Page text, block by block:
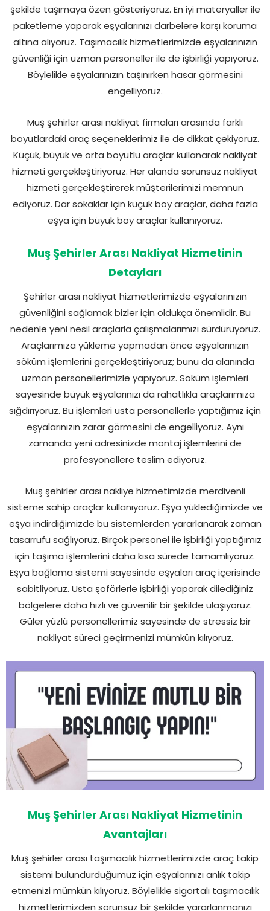
şekilde taşımaya özen gösteriyoruz. En iyi materyaller ile
paketleme yaparak eşyalarınızı darbelere karşı koruma
altına alıyoruz. Taşımacılık hizmetlerimizde eşyalarınızın
güvenliği için uzman personeller ile de işbirliği yapıyoruz.
Böylelikle eşyalarınızın taşınırken hasar görmesini
engelliyoruz.
Muş şehirler arası nakliyat firmaları arasında farklı
boyutlardaki araç seçeneklerimiz ile de dikkat çekiyoruz.
Küçük, büyük ve orta boyutlu araçlar kullanarak nakliyat
hizmeti gerçekleştiriyoruz. Her alanda sorunsuz nakliyat
hizmeti gerçekleştirerek müşterilerimizi memnun
ediyoruz. Dar sokaklar için küçük boy araçlar, daha fazla
eşya için büyük boy araçlar kullanıyoruz.
Muş Şehirler Arası Nakliyat Hizmetinin
Detayları
Şehirler arası nakliyat hizmetlerimizde eşyalarınızın
güvenliğini sağlamak bizler için oldukça önemlidir. Bu
nedenle yeni nesil araçlarla çalışmalarımızı sürdürüyoruz.
Araçlarımıza yükleme yapmadan önce eşyalarınızın
söküm işlemlerini gerçekleştiriyoruz; bunu da alanında
uzman personellerimizle yapıyoruz. Söküm işlemleri
sayesinde büyük eşyalarınızı da rahatlıkla araçlarımıza
sığdırıyoruz. Bu işlemleri usta personellerle yaptığımız için
eşyalarınızın zarar görmesini de engelliyoruz. Aynı
zamanda yeni adresinizde montaj işlemlerini de
profesyonellere teslim ediyoruz.
Muş şehirler arası nakliye hizmetimizde merdivenli
sisteme sahip araçlar kullanıyoruz. Eşya yüklediğimizde ve
eşya indirdiğimizde bu sistemlerden yararlanarak zaman
tasarrufu sağlıyoruz. Birçok personel ile işbirliği yaptığımız
için taşıma işlemlerini daha kısa sürede tamamlıyoruz.
Eşya bağlama sistemi sayesinde eşyaları araç içerisinde
sabitliyoruz. Usta şoförlerle işbirliği yaparak dilediğiniz
bölgelere daha hızlı ve güvenilir bir şekilde ulaşıyoruz.
Güler yüzlü personellerimiz sayesinde de stressiz bir
nakliyat süreci geçirmenizi mümkün kılıyoruz.
Muş Şehirler Arası Nakliyat Hizmetinin
Avantajları
Muş şehirler arası taşımacılık hizmetlerimizde araç takip
sistemi bulundurduğumuz için eşyalarınızı anlık takip
etmenizi mümkün kılıyoruz. Böylelikle sigortalı taşımacılık
hizmetlerimizden sorunsuz bir şekilde yararlanmanızı